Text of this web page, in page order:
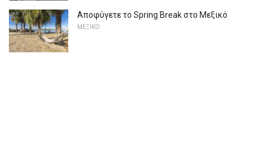
Αποφύγετε το Spring Break στο Μεξικό
ΜΕΞΙΚΌ